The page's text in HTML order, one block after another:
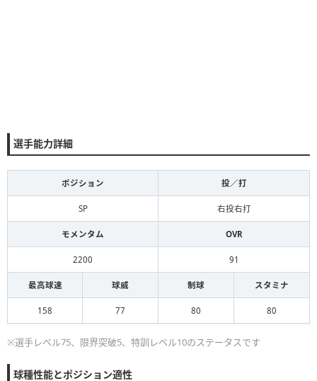
選手能力詳細
ポジション 投／打
SP 右投右打
モメンタム OVR
2200 91
最高球速 球威 制球 スタミナ
158 77 80 80
※選手レベル75、限界突破5、特訓レベル10のステータスです
球種性能とポジション適性